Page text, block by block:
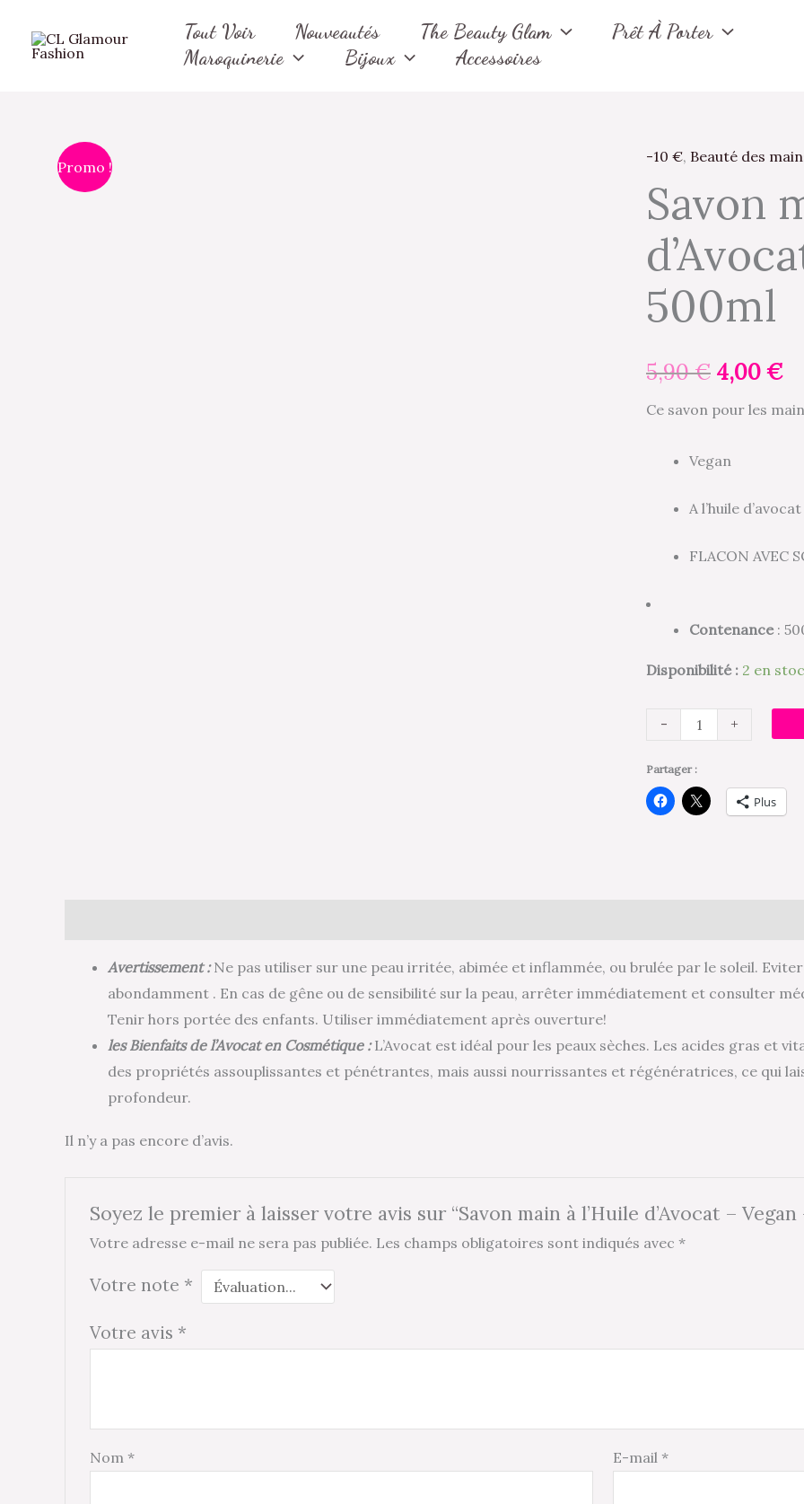
contenu
Tout Voir Nouveautés The Beauty Glam
Prêt À Porter
Maroquinerie
Bijoux Accessoires
Promo !
-10 €, Beauté des
Savon
500ml
5,90€
Le
prix
initial
était :
5,90 €.
4,00€
Ce savon pour les
Vegan
A l’huile d’avocat
FLACON AVEC
Contenance:
Disponibilité : 2 en
-
quantité
de
Savon
main
à
l'Huile
d'Avocat
Vegan
+
Partager :
Plus
Avertissement :Ne pas utiliser sur une peau irritée, abimée et inflammée, ou brulée par le soleil.
abondamment . En cas de gêne ou de sensibilité sur la peau, arrêter immédiatement et consulter
Tenir hors portée des enfants. Utiliser immédiatement après ouverture!
les Bienfaits de l’Avocat en Cosmétique : L’Avocat est idéal pour les peaux sèches. Les acides gras et
des propriétés assouplissantes et pénétrantes, mais aussi nourrissantes et régénératrices, ce qui
profondeur.
Il n’y a pas encore d’avis.
Soyez le premier à laisser votre avis sur “Savon main à l’Huile d’Avocat – Vegan
Votre adresse e-mail ne sera pas publiée. Les champs obligatoires sont indiqués avec *
Votre note *
Votre avis *
Nom * E-mail*